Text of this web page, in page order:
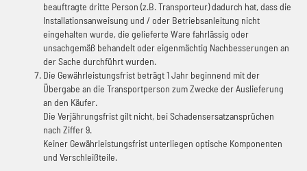
beauftragte dritte Person (z.B. Transporteur) dadurch hat, dass die
Installationsanweisung und / oder Betriebsanleitung nicht
eingehalten wurde, die gelieferte Ware fahrlässig oder
unsachgemäß behandelt oder eigenmächtig Nachbesserungen an
der Sache durchführt wurden.
Die Gewährleistungsfrist beträgt 1 Jahr beginnend mit der
Übergabe an die Transportperson zum Zwecke der Auslieferung
an den Käufer.
Die Verjährungsfrist gilt nicht, bei Schadensersatzansprüchen
nach Ziffer 9.
Keiner Gewährleistungsfrist unterliegen optische Komponenten
und Verschleißteile.